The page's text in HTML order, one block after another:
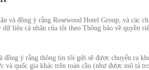
và đồng ý rằng Rosewood Hotel Group, và các
dữ liệu cá nhân của tôi theo Thông báo về quyền
đồng ý rằng thông tin tôi gửi sẽ được chuyển ra
và quốc gia khác trên toàn cầu (như được mô tả